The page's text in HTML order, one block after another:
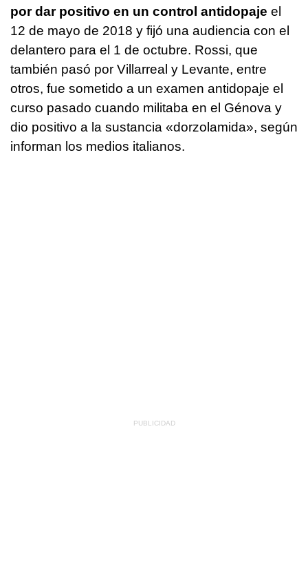
por dar positivo en un control antidopaje el
12 de mayo de 2018 y fijó una audiencia con el
delantero para el 1 de octubre. Rossi, que
también pasó por Villarreal y Levante, entre
otros, fue sometido a un examen antidopaje el
curso pasado cuando militaba en el Génova y
dio positivo a la sustancia «dorzolamida», según
informan los medios italianos.